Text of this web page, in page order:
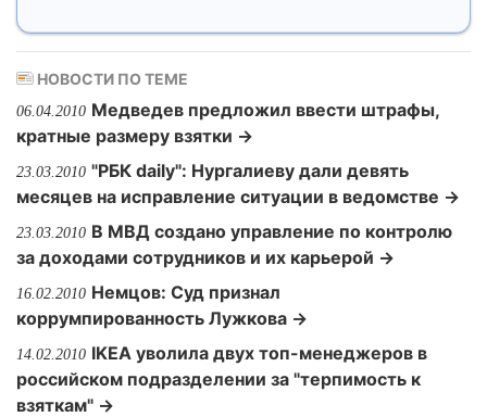
НОВОСТИ ПО ТЕМЕ
06.04.2010 Медведев предложил ввести штрафы,
кратные размеру взятки →
23.03.2010 "РБК daily": Нургалиеву дали девять
месяцев на исправление ситуации в ведомстве →
23.03.2010 В МВД создано управление по контролю
за доходами сотрудников и их карьерой →
16.02.2010 Немцов: Суд признал
коррумпированность Лужкова →
14.02.2010 IKEA уволила двух топ-менеджеров в
российском подразделении за "терпимость к
взяткам" →